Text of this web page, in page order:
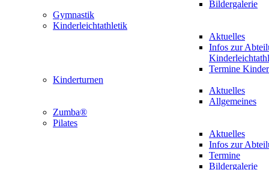
Bildergalerie
Gymnastik
Kinderleichtathletik
Aktuelles
Infos zur
Termine
Kinderturnen
Aktuelles
Allgemeines
Zumba®
Pilates
Aktuelles
Infos zur
Termine
Bildergalerie